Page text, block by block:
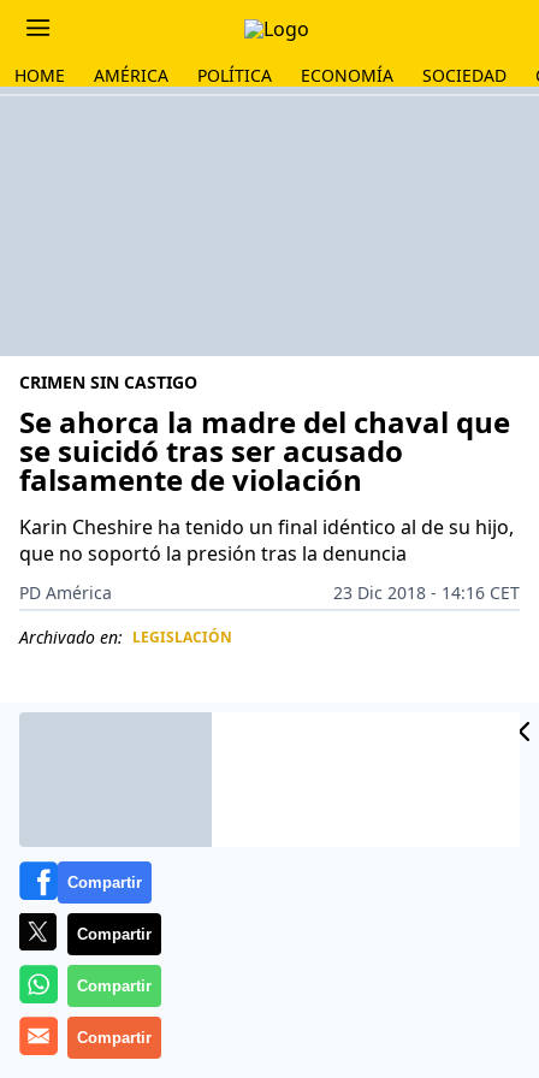
HOME AMÉRICA POLÍTICA ECONOMÍA SOCIEDAD
CRIMEN SIN CASTIGO
Se ahorca la madre del chaval que
se suicidó tras ser acusado
falsamente de violación
Karin Cheshire ha tenido un final idéntico al de su hijo,
que no soportó la presión tras la denuncia
PD América
23 Dic 2018 - 14:16 CET
Archivado en: LEGISLACIÓN
Alguien debería pagar por ello, en la Prensa, la Justicia
o la Policía, porque la cadena de negligencias e
Compartir
Compartir
Compartir
Compartir